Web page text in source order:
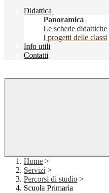
Didattica
Panoramica
Le schede didattiche
I progetti delle classi
Info utili
Contatti
Home >
Servizi >
Percorsi di studio >
Scuola Primaria